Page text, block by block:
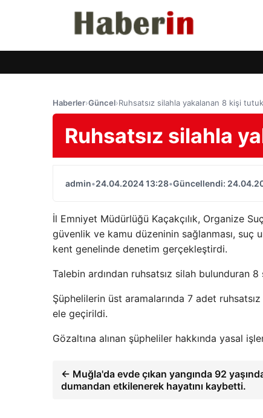
Haberler›Güncel›Ruhsatsız silahla yakalanan 8 kişi
Ruhsatsız silahla
admin•24.04.2024 13:28•Güncellendi:
İl Emniyet Müdürlüğü Kaçakçılık, Organize
güvenlik ve kamu düzeninin sağlanması, suç
kent genelinde denetim gerçekleştirdi.
Talebin ardından ruhsatsız silah bulunduran 8
Şüphelilerin üst aramalarında 7 adet
ele geçirildi.
Gözaltına alınan şüpheliler hakkında yasal
← Muğla'da evde çıkan yangında 92
dumandan etkilenerek hayatını kaybetti.